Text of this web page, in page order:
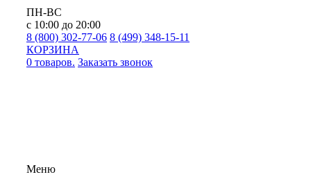
ПН-ВС
с 10:00 до 20:00
8 (800) 302-77-06 8 (499) 348-15-11
КОРЗИНА
0 товаров. Заказать звонок
Меню